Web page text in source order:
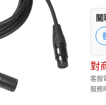
關
對
客服
服務